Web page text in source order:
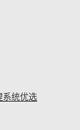
系统优选